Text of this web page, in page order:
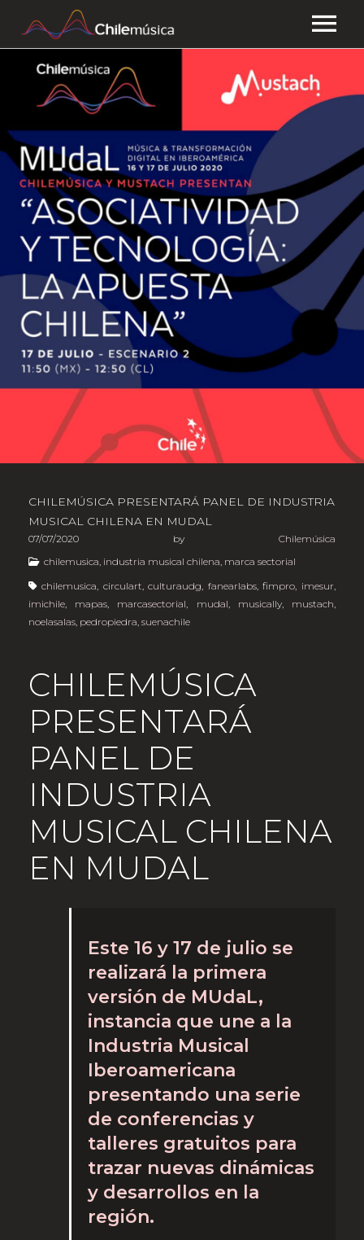
CHILEMÚSICA
NOTICIAS
EFEMÉRIDES
PLAYLISTS
ESTUDIOS
FAQ
TRANSPARENCIA
CHILEMÚSICA PRESENTARÁ PANEL DE INDUSTRIA
MUSICAL CHILENA EN MUDAL
07/07/2020 by Chilemúsica
chilemusica, industria musical chilena, marca sectorial
chilemusica, circulart,culturaudg, fanearlabs,fimpro, imesur,
imichile, mapas, marcasectorial, mudal, musically, mustach,
noelasalas, pedropiedra, suenachile
CHILEMÚSICA
PRESENTARÁ
PANEL DE
INDUSTRIA
MUSICAL CHILENA
EN MUDAL
Este 16 y 17 de julio se
realizará la primera
versión de MUdaL,
instancia que une a la
Industria Musical
Iberoamericana
presentando una serie
de conferencias y
talleres gratuitos para
trazar nuevas dinámicas
y desarrollos en la
región.